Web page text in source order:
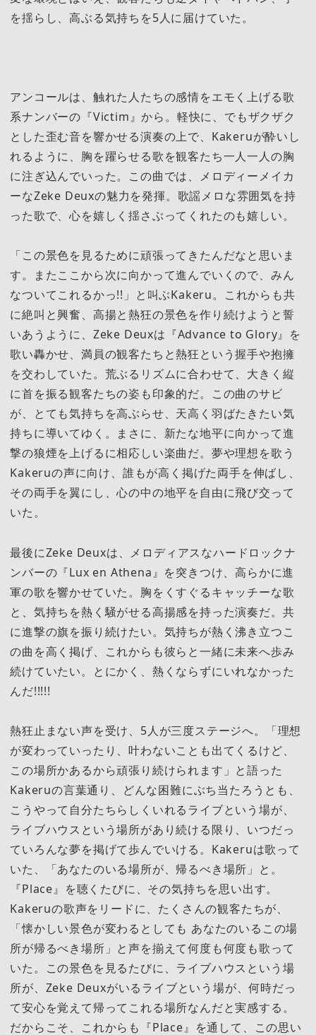
を揺らし、高ぶる気持ちを5人に届けていた。
アンコールは、触れた人たちの感情をエモく上げる歌
系ナンバーの『Victim』から。軽快に、でもザクザク
とした歪む音を響かせる演奏の上で、Kakeruが酔いし
れるように、胸を躍らせる歌を観客たち一人一人の胸
に注ぎ込んでいった。この曲では、メロディーメイカ
ーなZeke Deuxの魅力を発揮。歌謡メロな雰囲気を持
った歌で、心を嬉しく揺さぶってくれたのも嬉しい。
「この景色を見るために頑張ってきたんだなと思いま
す。またここから次に向かって進んでいくので、みん
なついてこれるかっ!!」と叫ぶKakeru。これからも共
に絶叫と興奮、高揚と熱狂の景色を作り続けようと誓
いあうように、Zeke Deuxは『Advance to Glory』を
歌い轟かせ、満員の観客たちと熱狂という握手や抱擁
を交わしていた。荒ぶるリズムに合わせて、大きく縦
に首を振る観客たちの姿も印象的だ。この曲のサビ
が、とても気持ちを高ぶらせ、天高く羽ばたきたい気
持ちに導いてゆく。まさに、新たな地平に向かって進
撃の狼煙を上げるに相応しい楽曲だ。夢や理想を歌う
Kakeruの声に向け、誰もが高く掲げた両手を伸ばし、
その両手を翼にし、心の中の地平を自由に飛び交って
いた。
最後にZeke Deuxは、メロディアスなハードロックナ
ンバーの『Lux en Athena』を突きつけ、高らかに進
軍の歌を響かせていた。胸をくすぐるキャッチーな歌
と、気持ちを熱く騒がせる高揚感を持った演奏だ。共
に進撃の旗を振り続けたい。気持ちが熱く沸き立つこ
の曲を高く掲げ、これからも彼らと一緒に未来へ歩み
続けていたい。とにかく、熱くならずにいれなかった
んだ!!!!!
熱狂止まない声を受け、5人が三度ステージへ。「理想
が変わっていったり、叶わないことも出てくるけど、
この場所かあるから頑張り続けられます」と語った
Kakeruの言葉通り、どんな困難にぶち当たろうとも、
こうやって自分たちらしくいれるライブという場が、
ライブハウスという場所があり続ける限り、いつだっ
ていろんな夢を掲げて歩んでいける。Kakeruは歌って
いた、「あなたのいる場所が、帰るべき場所」と。
『Place』を聴くたびに、その気持ちを思い出す。
Kakeruの歌声をリードに、たくさんの観客たちが、
「懐かしい景色が変わるとしても あなたのいるこの場
所が帰るべき場所」と声を揃えて何度も何度も歌って
いた。この景色を見るたびに、ライブハウスという場
所が、Zeke Deuxがいるライブという場が、何時だっ
て安心を覚えて帰ってこれる場所なんだと実感する。
だからこそ、これからも『Place』を通して、この思い